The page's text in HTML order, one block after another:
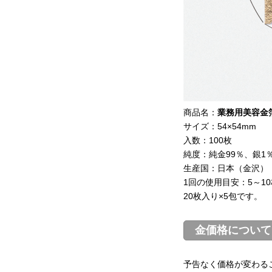
商品名： 業務用美容金
サイズ：54×54mm
入数：100枚
純度：純金99％、銀1
生産国：日本（金沢）
1回の使用目安：5～
20枚入り×5包です。
金価格について
予告なく価格が変わる